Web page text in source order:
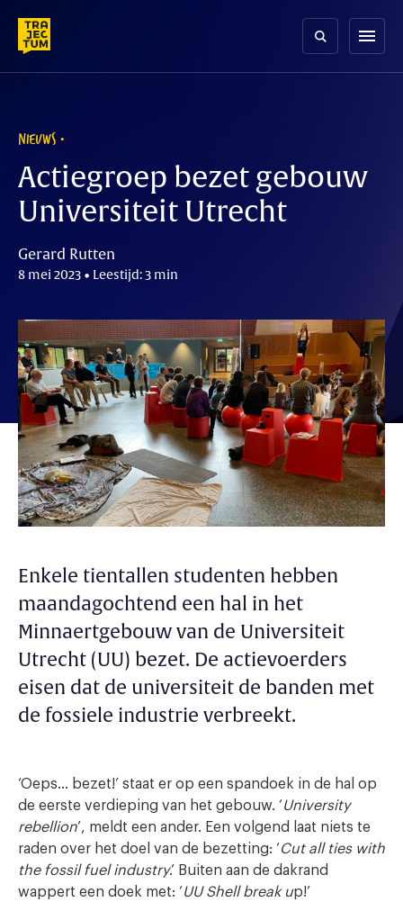
content
menu
NIEUWS
Actiegroep bezet gebouw
Universiteit Utrecht
Gerard Rutten
8 mei 2023 • Leestijd: 3 min
Enkele tientallen studenten hebben
maandagochtend een hal in het
Minnaertgebouw van de Universiteit
Utrecht (UU) bezet. De actievoerders
eisen dat de universiteit de banden met
de fossiele industrie verbreekt.
‘Oeps… bezet!’ staat er op een spandoek in de hal op
de eerste verdieping van het gebouw. ‘University
rebellion’, meldt een ander. Een volgend laat niets te
raden over het doel van de bezetting: ‘Cut all ties with
the fossil fuel industry.’ Buiten aan de dakrand
wappert een doek met: ‘UU Shell break up!’